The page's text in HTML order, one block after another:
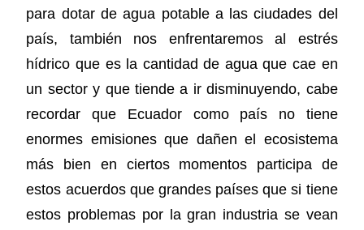
para dotar de agua potable a las ciudades del
país, también nos enfrentaremos al estrés
hídrico que es la cantidad de agua que cae en
un sector y que tiende a ir disminuyendo, cabe
recordar que Ecuador como país no tiene
enormes emisiones que dañen el ecosistema
más bien en ciertos momentos participa de
estos acuerdos que grandes países que si tiene
estos problemas por la gran industria se vean